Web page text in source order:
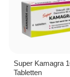
Super Kamagra
Tabletten